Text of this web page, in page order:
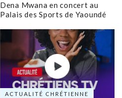
Dena Mwana en concert au
Palais des Sports de Yaoundé
ACTUALITÉ CHRÉTIENNE